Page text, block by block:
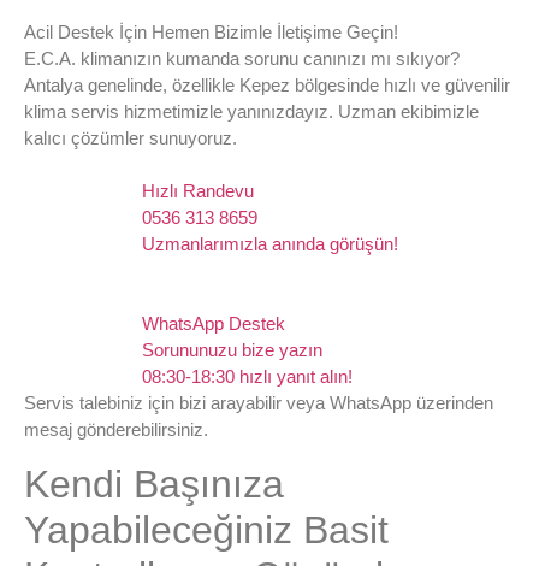
Acil Destek İçin Hemen Bizimle İletişime Geçin!
E.C.A. klimanızın kumanda sorunu canınızı mı sıkıyor?
Antalya genelinde, özellikle Kepez bölgesinde hızlı ve güvenilir
klima servis hizmetimizle yanınızdayız. Uzman ekibimizle
kalıcı çözümler sunuyoruz.
Hızlı Randevu
0536 313 8659
Uzmanlarımızla anında görüşün!
WhatsApp Destek
Sorununuzu bize yazın
08:30-18:30 hızlı yanıt alın!
Servis talebiniz için bizi arayabilir veya WhatsApp üzerinden
mesaj gönderebilirsiniz.
Kendi Başınıza
Yapabileceğiniz Basit